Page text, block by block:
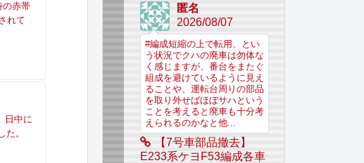
の赤帯
れて
日中に
。
匿名
2026/08/07
#編成短縮の上で転用、とい
う状況でクハの廃車は勿体な
く感じますが、番台をまたぐ
組成を避けているように見え
ることや、運転台周りの部品
を取り外せばほぼサハという
ことを考えると廃車も十分考
えられるのかなと他...
【7号車部品撤去】
E233系ケヨF53編成各車